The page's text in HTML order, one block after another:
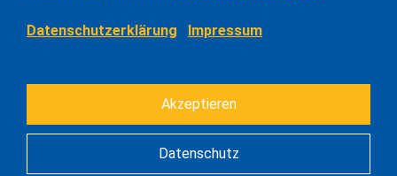
Datenschutzerklärung Impressum
Akzeptieren
Datenschutz